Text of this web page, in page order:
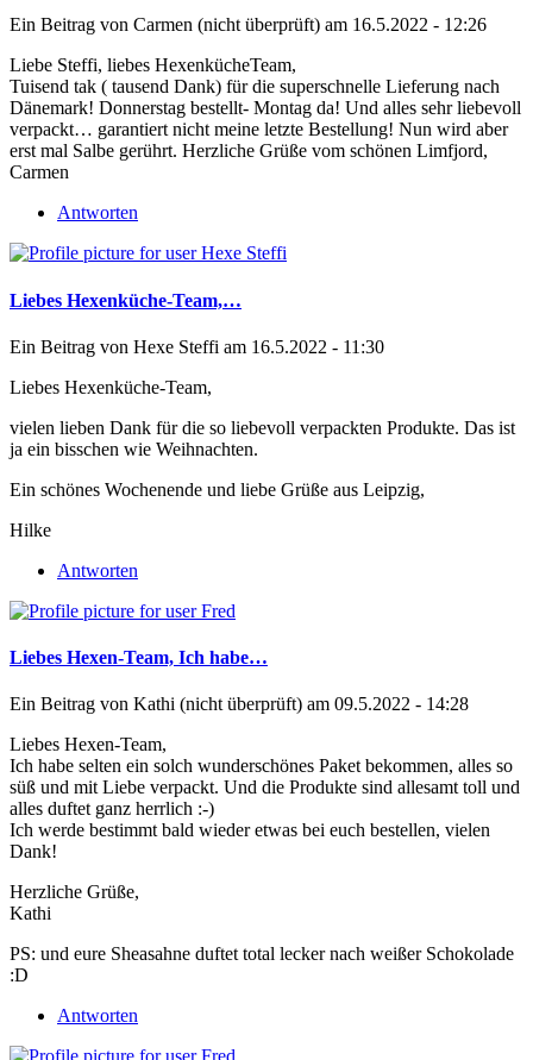
Ein Beitrag von Carmen (nicht überprüft) am 16.5.2022 - 12:26
Liebe Steffi, liebes HexenkücheTeam,
Tuisend tak ( tausend Dank) für die superschnelle Lieferung nach
Dänemark! Donnerstag bestellt- Montag da! Und alles sehr liebevoll
verpackt… garantiert nicht meine letzte Bestellung! Nun wird aber
erst mal Salbe gerührt. Herzliche Grüße vom schönen Limfjord,
Carmen
Antworten
Liebes Hexenküche-Team,…
Ein Beitrag von Hexe Steffi am 16.5.2022 - 11:30
Liebes Hexenküche-Team,
vielen lieben Dank für die so liebevoll verpackten Produkte. Das ist
ja ein bisschen wie Weihnachten.
Ein schönes Wochenende und liebe Grüße aus Leipzig,
Hilke
Antworten
Liebes Hexen-Team, Ich habe…
Ein Beitrag von Kathi (nicht überprüft) am 09.5.2022 - 14:28
Liebes Hexen-Team,
Ich habe selten ein solch wunderschönes Paket bekommen, alles so
süß und mit Liebe verpackt. Und die Produkte sind allesamt toll und
alles duftet ganz herrlich :-)
Ich werde bestimmt bald wieder etwas bei euch bestellen, vielen
Dank!
Herzliche Grüße,
Kathi
PS: und eure Sheasahne duftet total lecker nach weißer Schokolade
:D
Antworten